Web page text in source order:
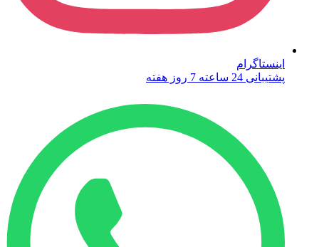
اینستاگرام
پشتیبانی 24 ساعته 7 روز هفته